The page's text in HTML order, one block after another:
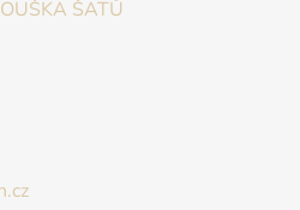
ŠATŮ